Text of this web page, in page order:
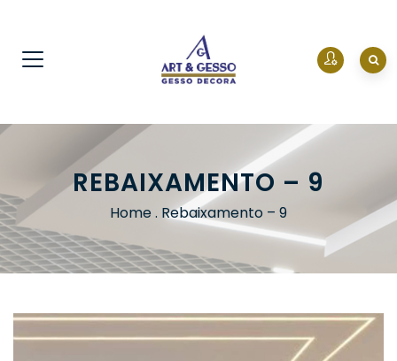
REBAIXAMENTO – 9
Home. Rebaixamento – 9